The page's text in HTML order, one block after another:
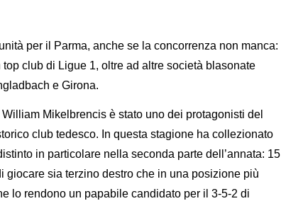
per il Parma, anche se la concorrenza non manca:
club di Ligue 1, oltre ad altre società blasonate
e Girona.
Mikelbrencis è stato uno dei protagonisti del
club tedesco. In questa stagione ha collezionato
in particolare nella seconda parte dell’annata: 15
giocare sia terzino destro che in una posizione più
lo rendono un papabile candidato per il 3-5-2 di